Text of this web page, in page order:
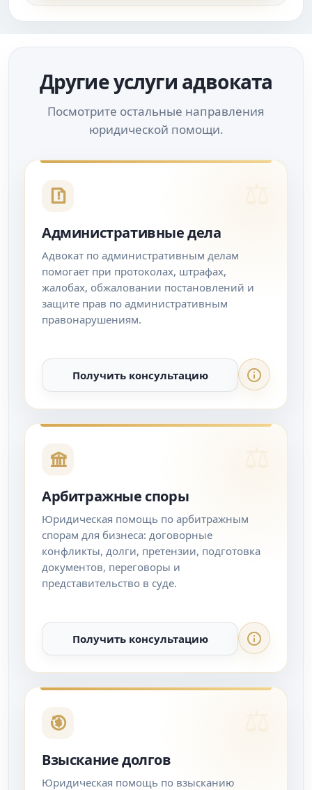
Другие услуги адвоката
Посмотрите остальные направления
юридической помощи.
Административные дела
Адвокат по административным делам
помогает при протоколах, штрафах,
жалобах, обжаловании постановлений и
защите прав по административным
правонарушениям.
Получить консультацию
Арбитражные споры
Юридическая помощь по арбитражным
спорам для бизнеса: договорные
конфликты, долги, претензии, подготовка
документов, переговоры и
представительство в суде.
Получить консультацию
Взыскание долгов
Юридическая помощь по взысканию